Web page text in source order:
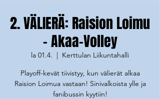
2. VÄLIERÄ: Raision Loimu
- Akaa-Volley
la 01.4.
  |
Kerttulan Liikuntahalli
Playoff-kevät tiivistyy, kun välierät alkaa
Raision Loimua vastaan! Sinivalkoista ylle ja
fanibussin kyytiin!